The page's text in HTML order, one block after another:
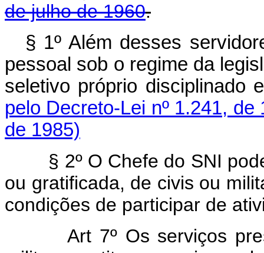
de julho de 1960.
§ 1º Além desses
pessoal sob o regime da
seletivo próprio
pelo Decreto-Lei nº 1.241, de
de 1985)
§ 2º O Chefe do SNI
ou gratificada, de civis ou
condições de participar de
Art 7º Os serviços